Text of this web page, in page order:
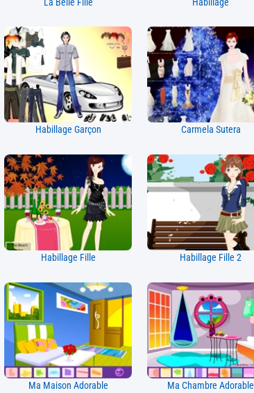
Habillage Garçon Carmela Sutera
Habillage Fille Habillage Fille 2
Ma Maison Adorable Ma Chambre Adorable